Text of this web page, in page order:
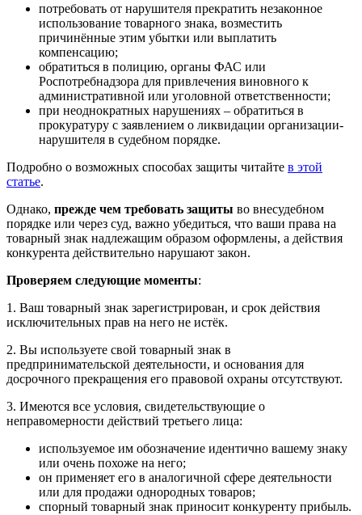
потребовать от нарушителя прекратить незаконное
использование товарного знака, возместить
причинённые этим убытки или выплатить
компенсацию;
обратиться в полицию, органы ФАС или
Роспотребнадзора для привлечения виновного к
административной или уголовной ответственности;
при неоднократных нарушениях – обратиться в
прокуратуру с заявлением о ликвидации организации-
нарушителя в судебном порядке.
Подробно о возможных способах защиты читайте в этой
статье.
Однако, прежде чем требовать защиты во внесудебном
порядке или через суд, важно убедиться, что ваши права на
товарный знак надлежащим образом оформлены, а действия
конкурента действительно нарушают закон.
Проверяем следующие моменты:
1. Ваш товарный знак зарегистрирован, и срок действия
исключительных прав на него не истёк.
2. Вы используете свой товарный знак в
предпринимательской деятельности, и основания для
досрочного прекращения его правовой охраны отсутствуют.
3. Имеются все условия, свидетельствующие о
неправомерности действий третьего лица:
используемое им обозначение идентично вашему знаку
или очень похоже на него;
он применяет его в аналогичной сфере деятельности
или для продажи однородных товаров;
спорный товарный знак приносит конкуренту прибыль.